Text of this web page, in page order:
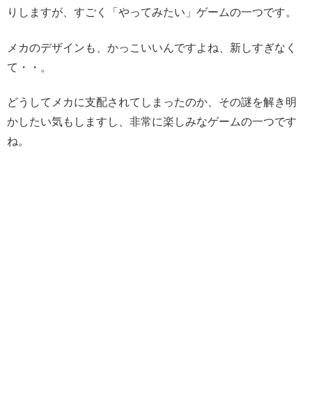
りしますが、すごく「やってみたい」ゲームの一つです。
メカのデザインも、かっこいいんですよね、新しすぎなく
て・・。
どうしてメカに支配されてしまったのか、その謎を解き明
かしたい気もしますし、非常に楽しみなゲームの一つです
ね。